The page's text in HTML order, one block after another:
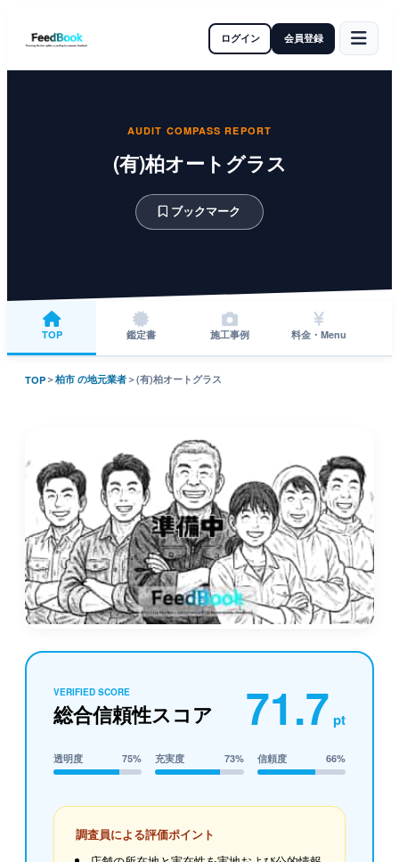
ログイン 会員登録
AUDIT COMPASS REPORT
(有)柏オートグラス
ブックマーク
TOP 鑑定書 施工事例 料金・Menu
TOP＞柏市 の地元業者＞(有)柏オートグラス
VERIFIED SCORE
総合信頼性スコア 71.7 pt
透明度 75% 充実度 73% 信頼度 66%
調査員による評価ポイント